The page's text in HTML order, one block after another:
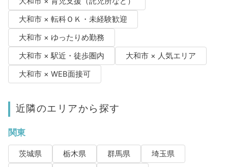
大和市 × 転科ＯＫ・未経験歓迎
大和市 × ゆったりめ勤務
大和市 × 駅近・徒歩圏内
大和市 × 人気エリア
大和市 × WEB面接可
近隣のエリアから探す
関東
茨城県 栃木県 群馬県
埼玉県